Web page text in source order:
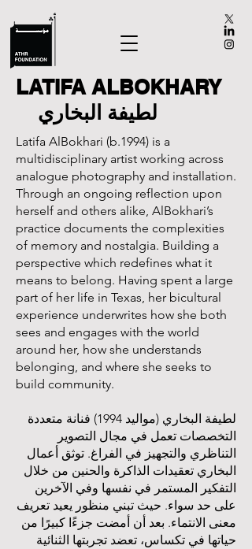
LATIFA ALBOKHARY
لطيفة البخاري
Latifa AlBokhari (b.1994) is a
multidisciplinary artist working across
analogue photography and installation.
Through an ongoing reflection upon
herself and others alike, AlBokhari’s
practice documents the complexities
of memory and nostalgia. Building a
perspective which redefines what it
means to belong. Having spent a large
part of her life in Texas, her bicultural
experience underwrites how she both
sees and engages with the world
around her, how she understands
belonging, and where she seeks to
build community.
لطيفة البخاري (مواليد 1994) فنانة متعددة
التخصصات تعمل في مجال التصوير
التناظري والتجهيز في الفراغ. توثق أعمال
البخاري تعقيدات الذاكرة والحنين من خلال
التفكير المستمر في نفسها وفي الآخرين
على حد سواء. حيث تبني منظور يعيد تعريف
معنى الانتماء. بعد أن أمضت جزءًا كبيرًا من
حياتها في تكساس، تعضد تجربتها الثنائية